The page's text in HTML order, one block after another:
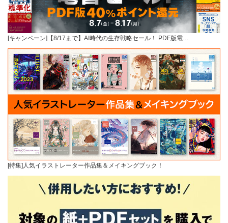
[キャンペーン]【8/17まで】AI時代の生存戦略セール！ PDF版電…
[特集]人気イラストレーター作品集＆メイキングブック！